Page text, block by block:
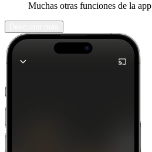
Muchas otras funciones de la app